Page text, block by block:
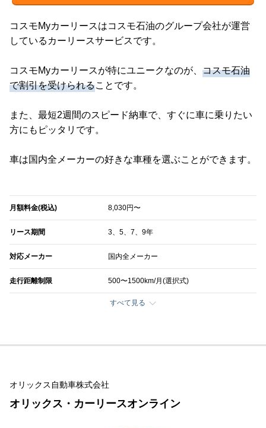
コスモMyカーリースはコスモ石油のグループ会社が運営
しているカーリースサービスです。
コスモMyカーリースが特にユニークなのが、 コスモ石油
で割引を受けられることです。
また、最短2週間のスピード納車で、すぐに車に乗りたい
方にもピッタリです。
車は国内全メーカーの好きな車種を選ぶことができます。
月額料金(税込) 8,030円〜
リース期間 3、5、7、9年
対応メーカー 国内全メーカー
走行距離制限 500〜1500km/月(選択式)
すべて見る
オリックス自動車株式会社
オリックス・カーリースオンライン